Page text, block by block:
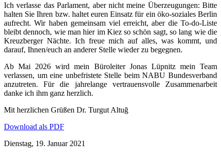
Ich verlasse das Parlament, aber nicht meine Überzeugungen: Bitte
halten Sie Ihren bzw. haltet euren Einsatz für ein öko-soziales Berlin
aufrecht. Wir haben gemeinsam viel erreicht, aber die To-do-Liste
bleibt dennoch, wie man hier im Kiez so schön sagt, so lang wie die
Kreuzberger Nächte. Ich freue mich auf alles, was kommt, und
darauf, Ihnen/euch an anderer Stelle wieder zu begegnen.
Ab Mai 2026 wird mein Büroleiter Jonas Lüpnitz mein Team
verlassen, um eine unbefristete Stelle beim NABU Bundesverband
anzutreten. Für die jahrelange vertrauensvolle Zusammenarbeit
danke ich ihm ganz herzlich.
Mit herzlichen Grüßen Dr. Turgut Altuğ
Download als PDF
Dienstag, 19. Januar 2021